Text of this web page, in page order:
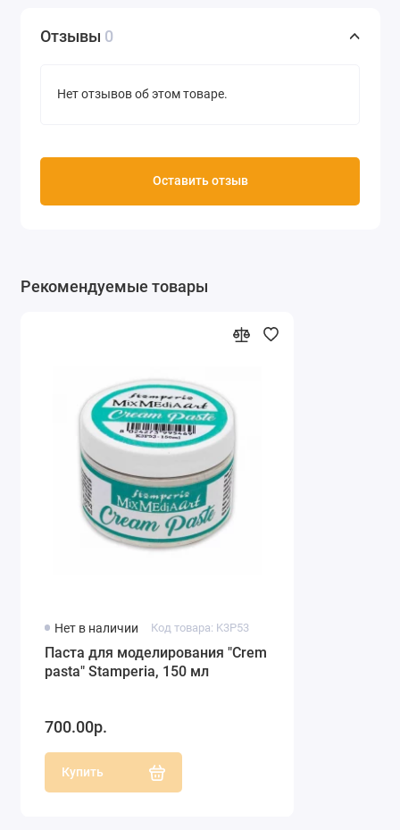
Отзывы 0
Нет отзывов об этом товаре.
Оставить отзыв
Рекомендуемые товары
Нет в наличии Код товара: K3P53
Паста для моделирования "Crеm
pasta" Stamperia, 150 мл
700.00р.
Купить